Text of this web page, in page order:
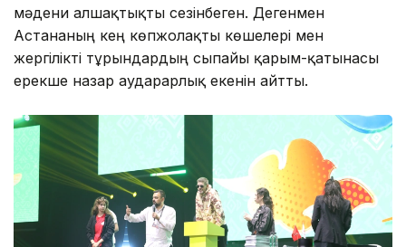
мәдени алшақтықты сезінбеген. Дегенмен
Астананың кең көпжолақты көшелері мен
жергілікті тұрғындардың сыпайы қарым-қатынасы
ерекше назар аударарлық екенін айтты.